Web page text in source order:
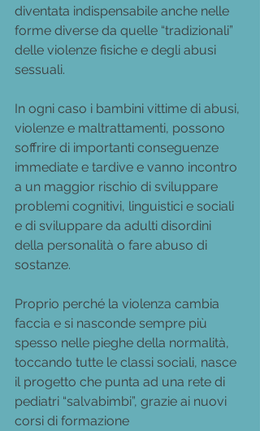
diventata indispensabile anche nelle
forme diverse da quelle “tradizionali”
delle violenze fisiche e degli abusi
sessuali.
In ogni caso i bambini vittime di abusi,
violenze e maltrattamenti, possono
soffrire di importanti conseguenze
immediate e tardive e vanno incontro
a un maggior rischio di sviluppare
problemi cognitivi, linguistici e sociali
e di sviluppare da adulti disordini
della personalità o fare abuso di
sostanze.
Proprio perché la violenza cambia
faccia e si nasconde sempre più
spesso nelle pieghe della normalità,
toccando tutte le classi sociali, nasce
il progetto che punta ad una rete di
pediatri “salvabimbi”, grazie ai nuovi
corsi di formazione